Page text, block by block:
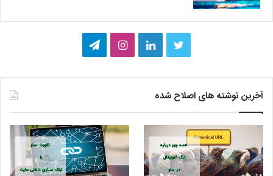
ی
ی
ت
ر
ک
ا
س
ت
ا
ر
ا
م
آخرین نوشته های اصلاح شده